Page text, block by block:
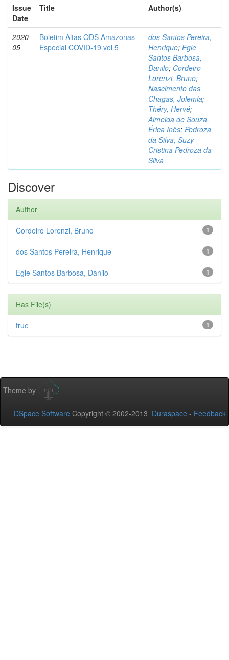
Issue
Date
Title Author(s)
2020-
05
Boletim Altas ODS Amazonas -
Especial COVID-19 vol 5
dos Santos Pereira,
Henrique; Egle
Santos Barbosa,
Danilo; Cordeiro
Lorenzi, Bruno;
Nascimento das
Chagas, Jolemia;
Théry, Hervé;
Almeida de Souza,
Érica Inês; Pedroza
da Silva, Suzy
Cristina Pedroza da
Silva
Discover
Author
1
Cordeiro Lorenzi, Bruno
1
dos Santos Pereira, Henrique
1
Egle Santos Barbosa, Danilo
Has File(s)
1
true
Theme by
DSpace Software Copyright © 2002-2013 Duraspace - Feedback